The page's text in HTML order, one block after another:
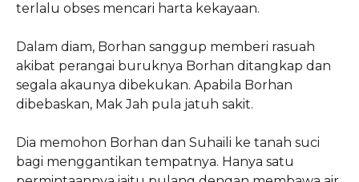
terlalu obses mencari harta kekayaan.
Dalam diam, Borhan sanggup memberi rasuah
akibat perangai buruknya Borhan ditangkap dan
segala akaunya dibekukan. Apabila Borhan
dibebaskan, Mak Jah pula jatuh sakit.
Dia memohon Borhan dan Suhaili ke tanah suci
bagi menggantikan tempatnya. Hanya satu